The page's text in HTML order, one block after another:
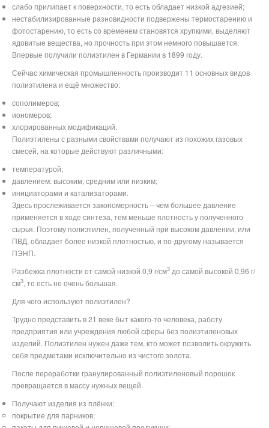
слабо прилипает к поверхности, то есть обладает низкой адгезией;
нестабилизированные разновидности подвержены термостарению и
фотостарению, то есть со временем становятся хрупкими, выделяют
ядовитые вещества, но прочность при этом немного повышается.
Впервые получили полиэтилен в Германии в 1899 году.
Сейчас химическая промышленность производит 11 основных видов
полиэтилена и ещё множество:
сополимеров;
иономеров;
хлорированных модификаций.
Полиэтилены с разными свойствами получают из похожих газовых
смесей, на которые действуют различными:
температурой;
давлением: высоким, средним или низким;
инициаторами и катализаторами.
Здесь прослеживается закономерность – чем большее давление
применяется в ходе синтеза, тем меньше плотность у полученного
сырья. Поэтому полиэтилен, полученный при высоком давлении, или
ПВД, обладает более низкой плотностью, и по-другому называется
ПЭНП.
Разбежка плотности от самой низкой 0,9 г/см3 до самой высокой 0,96 г/
см3, то есть не очень большая.
Для чего используют полиэтилен?
Трудно представить в 21 веке быт какого-то человека, работу
предприятия или учреждения любой сферы без полиэтиленовых
изделий. Полиэтилен нужен даже тем, кто может позволить окружить
себя предметами исключительно из чистого золота.
После переработки гранулированный полиэтиленовый порошок
превращается в массу нужных вещей.
Получают изделия из плёнки:
покрытие для парников;